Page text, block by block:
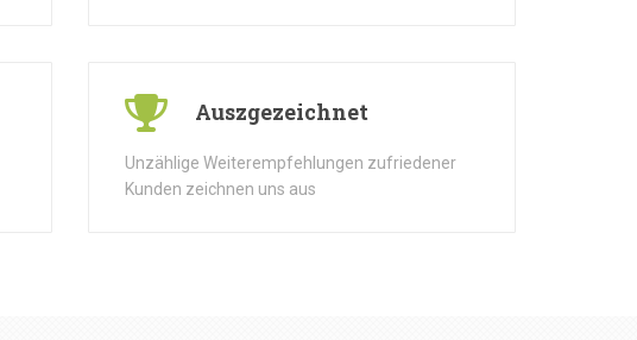
Auszgezeichnet
Unzählige Weiterempfehlungen zufriedener
Kunden zeichnen uns aus